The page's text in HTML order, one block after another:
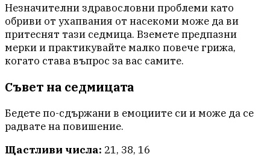
Незначителни здравословни проблеми като
обриви от ухапвания от насекоми може да ви
притеснят тази седмица. Вземете предпазни
мерки и практикувайте малко повече грижа,
когато става въпрос за вас самите.
Съвет на седмицата
Бедете по-сдържани в емоциите си и може да се
радвате на повишение.
Щастливи числа: 21, 38, 16